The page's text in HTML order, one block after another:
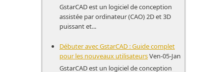
GstarCAD est un logiciel de conception
assistée par ordinateur (CAO) 2D et 3D
puissant et...
Débuter avec GstarCAD : Guide complet
pour les nouveaux utilisateursVen-05-Jan
GstarCAD est un logiciel de conception